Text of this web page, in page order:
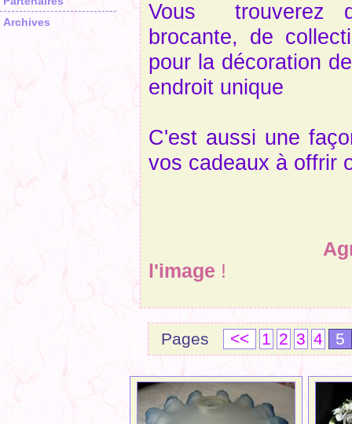
Archives
Vous trouverez
brocante, de
pour la décoration
endroit unique
C'est aussi une
vos cadeaux à offrir
Agrandir
l'image !
Pages << 1 2 3 4 5